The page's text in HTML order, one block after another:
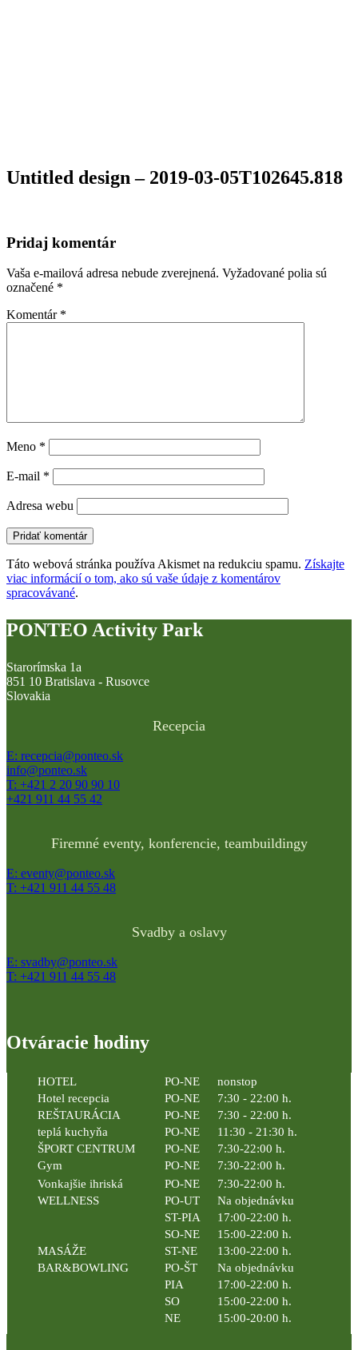
Untitled design – 2019-03-05T102645.818
Pridaj komentár
Vaša e-mailová adresa nebude zverejnená. Vyžadované polia sú
označené *
Komentár *
Meno *
E-mail *
Adresa webu
Táto webová stránka používa Akismet na redukciu spamu. Získajte
viac informácií o tom, ako sú vaše údaje z komentárov
spracovávané.
PONTEO Activity Park
Starorímska 1a
851 10 Bratislava - Rusovce
Slovakia
Recepcia
E: recepcia@ponteo.sk
info@ponteo.sk
T: +421 2 20 90 90 10
+421 911 44 55 42
Firemné eventy, konferencie, teambuildingy
E: eventy@ponteo.sk
T: +421 911 44 55 48
Svadby a oslavy
E: svadby@ponteo.sk
T: +421 911 44 55 48
Otváracie hodiny
HOTEL PO-NE
nonstop
Hotel recepcia
PO-NE
7:30 - 22:00 h.
REŠTAURÁCIA
PO-NE
7:30 - 22:00 h.
teplá kuchyňa
PO-NE
11:30 - 21:30 h.
ŠPORT CENTRUM
PO-NE
7:30-22:00 h.
Gym
PO-NE
7:30-22:00 h.
Vonkajšie ihriská
PO-NE
7:30-22:00 h.
WELLNESS
PO-UT
Na objednávku
ST-PIA
17:00-22:00 h.
SO-NE
15:00-22:00 h.
MASÁŽE
ST-NE
13:00-22:00 h.
BAR&BOWLING
PO-ŠT
Na objednávku
PIA
17:00-22:00 h.
SO
15:00-22:00 h.
NE
15:00-20:00 h.